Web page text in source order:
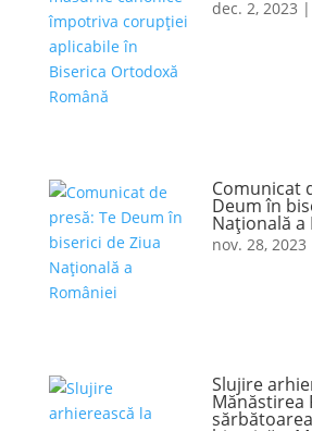
dec. 2, 2023 |
Comunicat
Deum în
Naţională a
nov. 28, 2023
Slujire
Mănăstirea